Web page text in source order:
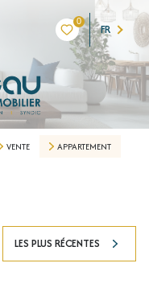
0
FR
VENTE APPARTEMENT
LES PLUS RÉCENTES